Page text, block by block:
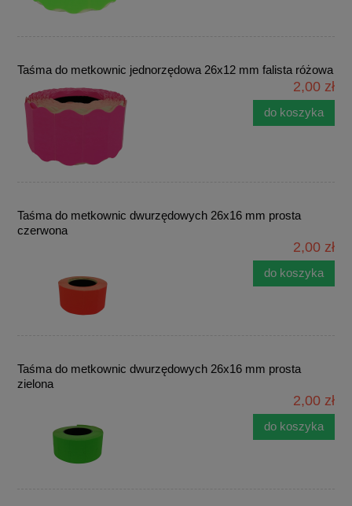
Taśma do metkownic jednorzędowa 26x12 mm falista różowa
2,00 zł
do koszyka
Taśma do metkownic dwurzędowych 26x16 mm prosta
czerwona
2,00 zł
do koszyka
Taśma do metkownic dwurzędowych 26x16 mm prosta
zielona
2,00 zł
do koszyka